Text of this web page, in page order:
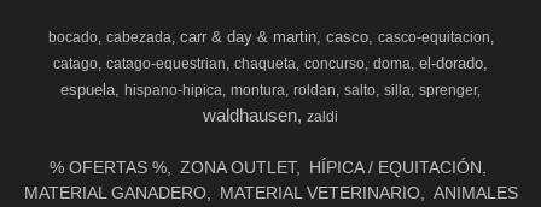
bocado cabezada carr & day & martin casco
casco-equitacion
catago catago-equestrian chaqueta concurso doma el-dorado
espuela
hispano-hipica montura roldan salto silla sprenger
waldhausen zaldi
% OFERTAS % ZONA OUTLET
HÍPICA / EQUITACIÓN
MATERIAL GANADERO
MATERIAL VETERINARIO
ANIMALES